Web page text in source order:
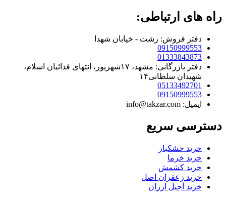
راه های ارتباطی:
دفتر فروش: رشت - خیابان شهدا
09150999553
01333843873
دفتر بازرگانی: مشهد، ۱۷شهریور، انتهای فدائیان اسلام،
شهیدان سلطانی۱۴
05133492701
09150999553
ایمیل: info@takzar.com
دسترسی سریع
خرید خشکبار
خرید خرما
خرید کشمش
خرید زعفران اصل
خرید آجیل ارزان